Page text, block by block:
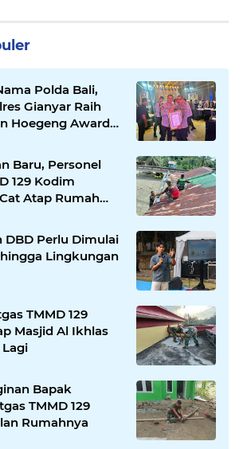
Polda Bali,
Gianyar Raih
Hoegeng Awards
Baru, Personel
129 Kodim
Atap Rumah
DBD Perlu Dimulai
Lingkungan
TMMD 129
Masjid Al Ikhlas
Bapak
TMMD 129
Rumahnya